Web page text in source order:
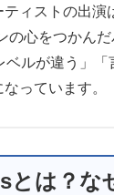
ィストの出演
の心をつかん
ベルが違う」「
っています。
とは？な